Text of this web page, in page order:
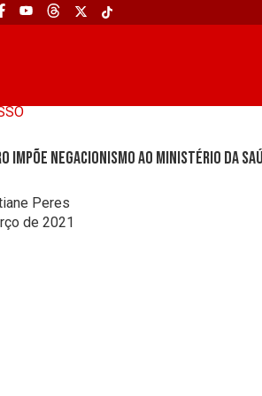
impõe negacionismo ao Ministério da
Peres
de 2021